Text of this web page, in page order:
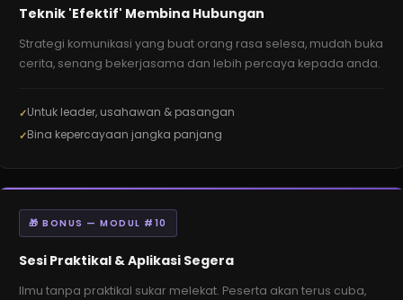
Teknik 'Efektif' Membina Hubungan
Strategi komunikasi yang buat orang rasa selesa, mudah buka
cerita, senang bekerjasama dan lebih percaya kepada anda.
Untuk leader, usahawan & pasangan
Bina kepercayaan jangka panjang
🎁 BONUS — MODUL #10
Sesi Praktikal & Aplikasi Segera
Ilmu tanpa praktikal sukar melekat. Peserta akan terus cuba,